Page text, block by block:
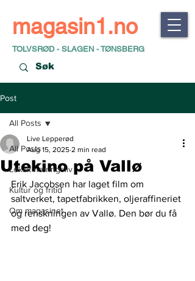
magasin1.no
TOLVSRØD - SLAGEN - TØNSBERG
Post
All Posts
Lokalt næringsliv
Kultur og fritid
Om magasinet
All Posts
Utekino på Vallø
Live Lepperød
Aug 15, 2025 2 min read
Erik Jacobsen har laget film om
saltverket, tapetfabrikken, oljeraffineriet
og renskningen av Vallø. Den bør du få
med deg!